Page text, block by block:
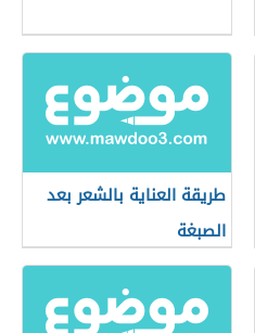
طريقة العناية بالشعر بعد
الصبغة